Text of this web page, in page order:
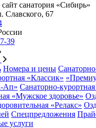
санатория «Сибирь»
Славского, 67
39
Номера и цены
«Классик»
Ап» Санаторно-
«Мужское здоровье»
«Релакс»
Спецпредложения
услуги